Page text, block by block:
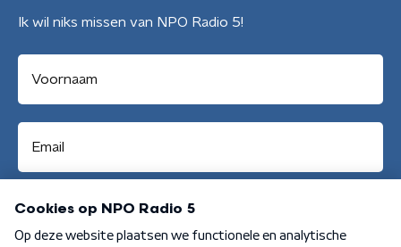
Ik wil niks missen van NPO Radio 5!
Aanmelden